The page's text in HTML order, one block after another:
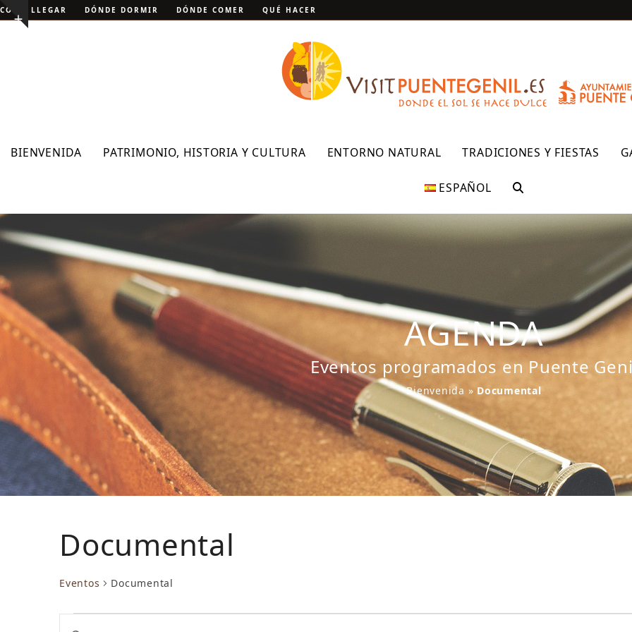
Skip
to Show
CÓMO LLEGAR DÓNDE DORMIR DÓNDE COMER QUÉ HACER
BIENVENIDA PATRIMONIO, HISTORIA Y CULTURA ENTORNO NATURAL TRADICIONES Y FIESTAS
ESPAÑOL
AGENDA
Eventos programados en Puente
Bienvenida » Documental
Documental
Eventos Documental
N